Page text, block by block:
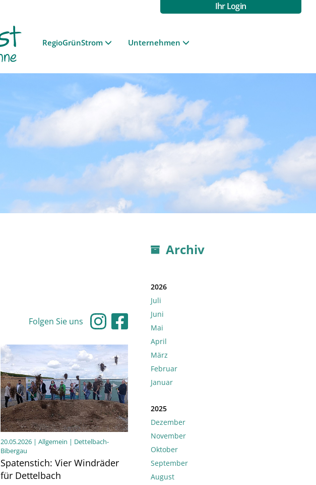
Ihr Login
RegioGrünStrom Unternehmen
Folgen Sie uns
20.05.2026 | Allgemein | Dettelbach-
Bibergau
Spatenstich: Vier Windräder
für Dettelbach
Archiv
2026
Juli
Juni
Mai
April
März
Februar
Januar
2025
Dezember
November
Oktober
September
August